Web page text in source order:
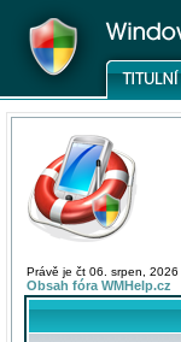
Právě je čt 06. srpen, 2026
Obsah fóra WMHelp.cz